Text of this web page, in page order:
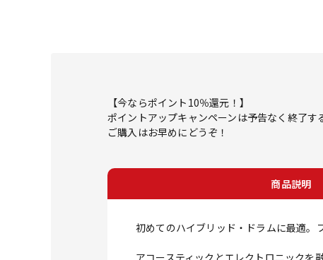
【今ならポイント10％還元！】
ポイントアップキャンペーンは予告なく終了す
ご購入はお早めにどうぞ！
商品説明
初めてのハイブリッド・ドラムに最適。
アコースティックとエレクトロニック